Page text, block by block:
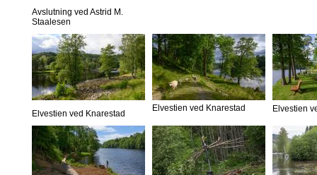
Avslutning ved Astrid M.
Staalesen
Elvestien ved Knarestad
Elvestien ved Knarestad Elvestien